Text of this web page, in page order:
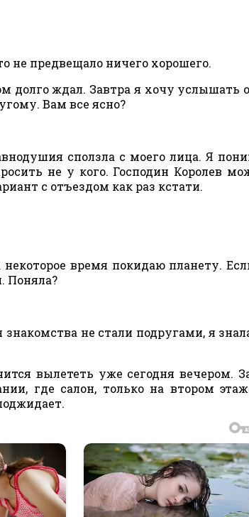
не предвещало ничего хорошего.
долго ждал. Завтра я хочу услышать
Вам все ясно?
сползла с моего лица. Я
не у кого. Господин Королев
с отъездом как раз кстати.
время покидаю планету.
Поняла?
не стали подругами, я
вылететь уже сегодня вечером.
где салон, только на втором